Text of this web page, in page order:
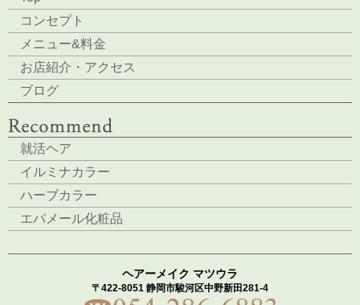
コンセプト
メニュー&料金
お店紹介・アクセス
ブログ
就活ヘア
イルミナカラー
ハーブカラー
エバメール化粧品
ヘアーメイク マツウラ
〒422-8051 静岡市駿河区中野新田281-4